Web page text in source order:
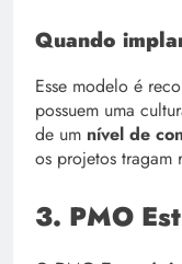
Quando
Esse modelo é
possuem uma
de um nível de
os projetos tragam
3. PMO